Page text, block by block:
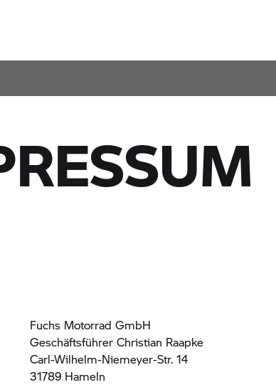
Fuchs Motorrad GmbH
Geschäftsführer Christian Raapke
Carl-Wilhelm-Niemeyer-Str. 14
31789 Hameln